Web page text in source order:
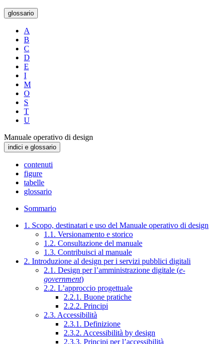
glossario
A
B
C
D
E
I
M
O
S
T
U
Manuale operativo di design
indici e glossario
contenuti
figure
tabelle
glossario
Sommario
1. Scopo, destinatari e uso del Manuale operativo di design
1.1. Versionamento e storico
1.2. Consultazione del manuale
1.3. Contribuisci al manuale
2. Introduzione al design per i servizi pubblici digitali
2.1. Design per l’amministrazione digitale (e-
government)
2.2. L’approccio progettuale
2.2.1. Buone pratiche
2.2.2. Principi
2.3. Accessibilità
2.3.1. Definizione
2.3.2. Accessibilità by design
2.3.3. Principi per l’accessibilità